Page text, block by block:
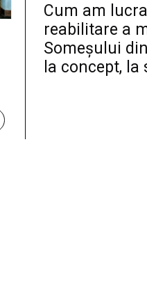
Cum am
reabilitare a
Someșului
la concept, la